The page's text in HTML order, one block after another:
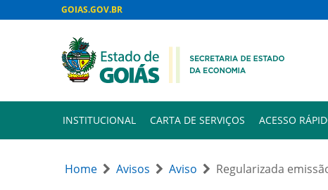
GOIAS.GOV.BR
INSTITUCIONAL CARTA DE SERVIÇOS ACESSO
Home Avisos Aviso Regularizada